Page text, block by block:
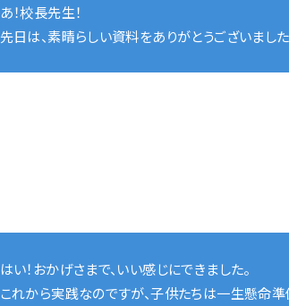
あ！校長先生！
先日は、素晴らしい資料をありがとうございました
はい！おかげさまで、いい感じにできました。
これから実践なのですが、子供たちは一生懸命準